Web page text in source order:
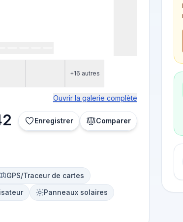
+16 autres
Ouvrir la galerie complète
Enregistrer Comparer
GPS/Traceur de cartes
Panneaux solaires